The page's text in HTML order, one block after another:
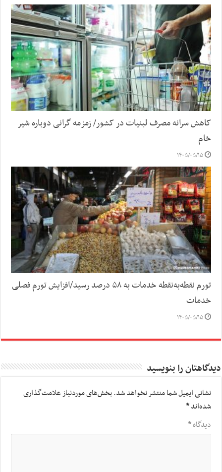
کاهش سرانه مصرف لبنیات در کشور/ زمزمه گرانی دوباره شیر
خام
۱۴۰۵/۰۵/۱۵
تورم نقطه‌به‌نقطه خدمات به ۵۸ درصد رسید/افزایش تورم فصلی
خدمات
۱۴۰۵/۰۵/۱۵
دیدگاهتان را بنویسید
نشانی ایمیل شما منتشر نخواهد شد.بخش‌های موردنیاز علامت‌گذاری
شده‌اند*
دیدگاه*